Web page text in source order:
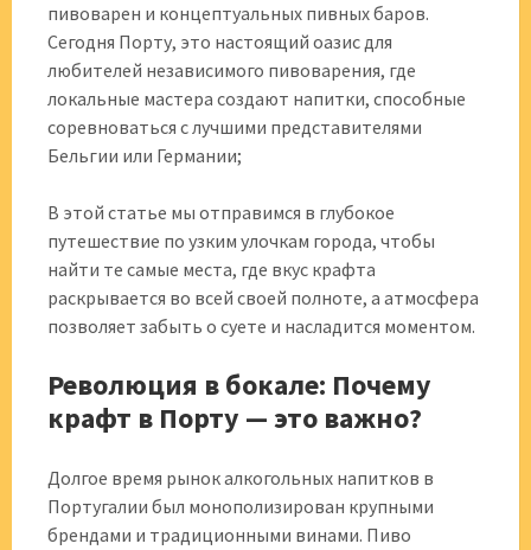
пивоварен и концептуальных пивных баров.
Сегодня Порту, это настоящий оазис для
любителей независимого пивоварения, где
локальные мастера создают напитки, способные
соревноваться с лучшими представителями
Бельгии или Германии;
В этой статье мы отправимся в глубокое
путешествие по узким улочкам города, чтобы
найти те самые места, где вкус крафта
раскрывается во всей своей полноте, а атмосфера
позволяет забыть о суете и насладится моментом.
Революция в бокале: Почему
крафт в Порту — это важно?
Долгое время рынок алкогольных напитков в
Португалии был монополизирован крупными
брендами и традиционными винами. Пиво